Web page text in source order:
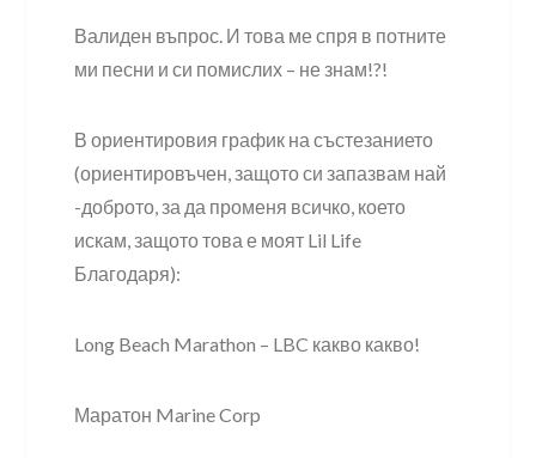
Валиден въпрос. И това ме спря в потните
ми песни и си помислих – не знам!?!
В ориентировия график на състезанието
(ориентировъчен, защото си запазвам най
-доброто, за да променя всичко, което
искам, защото това е моят Lil Life
Благодаря):
Long Beach Marathon – LBC какво какво!
Маратон Marine Corp